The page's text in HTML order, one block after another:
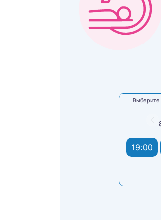
Выберите
19:00